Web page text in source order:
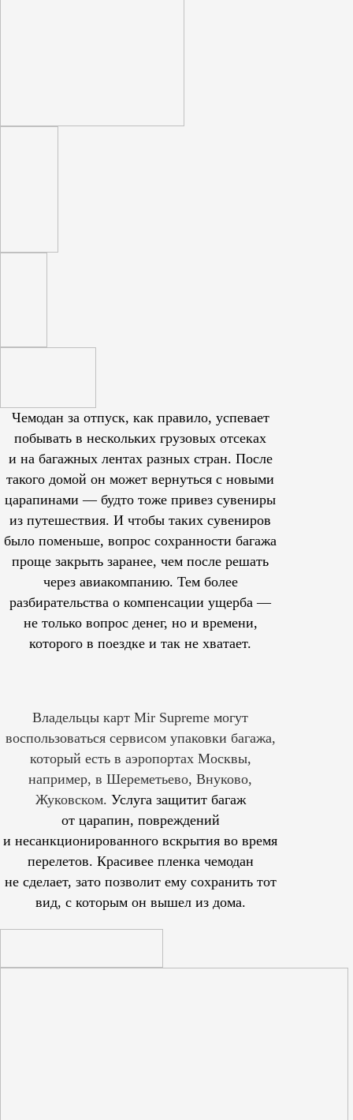
Чемодан за отпуск, как правило, успевает
побывать в нескольких грузовых отсеках
и на багажных лентах разных стран. После
такого домой он может вернуться с новыми
царапинами — будто тоже привез сувениры
из путешествия. И чтобы таких сувениров
было поменьше, вопрос сохранности багажа
проще закрыть заранее, чем после решать
через авиакомпанию. Тем более
разбирательства о компенсации ущерба —
не только вопрос денег, но и времени,
которого в поездке и так не хватает.
Владельцы карт Mir Supreme могут
воспользоваться сервисом упаковки багажа,
который есть в аэропортах Москвы,
например, в Шереметьево, Внуково,
Жуковском. Услуга защитит багаж
от царапин, повреждений
и несанкционированного вскрытия во время
перелетов. Красивее пленка чемодан
не сделает, зато позволит ему сохранить тот
вид, с которым он вышел из дома.